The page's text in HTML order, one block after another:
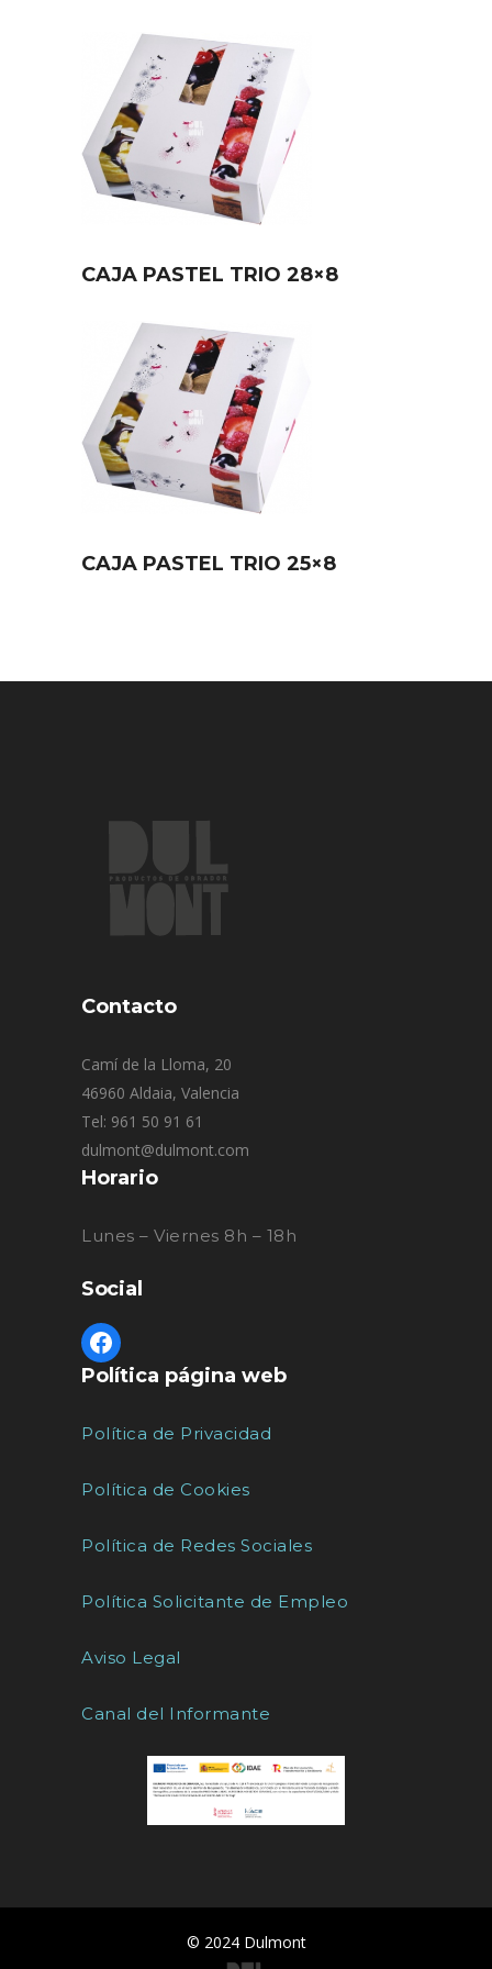
CAJA PASTEL TRIO 28×8
CAJA PASTEL TRIO 25×8
Contacto
Camí de la Lloma, 20
46960 Aldaia, Valencia
Tel: 961 50 91 61
dulmont@dulmont.com
Horario
Lunes – Viernes 8h – 18h
Social
Política página web
Política de Privacidad
Política de Cookies
Política de Redes Sociales
Política Solicitante de Empleo
Aviso Legal
Canal del Informante
© 2024 Dulmont